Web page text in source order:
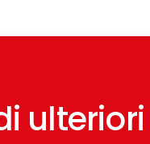
ulteriori